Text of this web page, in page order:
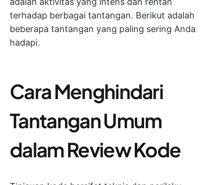
terhadap berbagai tantangan. Berikut adalah
beberapa tantangan yang paling sering Anda
hadapi.
Cara Menghindari
Tantangan Umum
dalam Review Kode